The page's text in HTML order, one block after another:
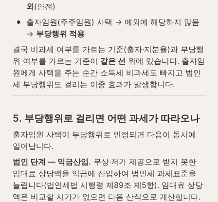
외(안전)
•
출자임원(주주임원) 사택 → 예외에 해당하지 않음
→ 부당행위 적용
결국 비과세 여부를 가르는 기준(출자·지분율)과 부당행
위 여부를 가르는 기준이 같은 선 위에 있습니다. 출자임
원에게 사택을 주는 순간 소득세 비과세도 빠지고 법인
세 부당행위도 걸리는 이중 효과가 발생합니다.
5. 부당행위로 걸리면 어떤 과세가 따라오나
출자임원 사택이 부당행위로 인정되면 다음이 동시에
일어납니다.
법인 단계 — 익금산입. 무상·저가 제공으로 받지 못한
임대료 상당액을 익금에 산입하여 법인세 과세표준을
늘립니다(법인세법 시행령 제89조 제5항). 임대료 상당
액은 비교할 시가가 없으면 다음 산식으로 계산합니다.